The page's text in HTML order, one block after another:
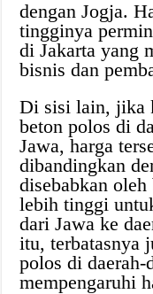
dengan Jogja.
tingginya
di Jakarta yang
bisnis dan
Di sisi lain, jika
beton polos di
Jawa, harga
dibandingkan
disebabkan
lebih tinggi
dari Jawa ke
itu, terbatasnya
polos di daerah-
mempengaruhi